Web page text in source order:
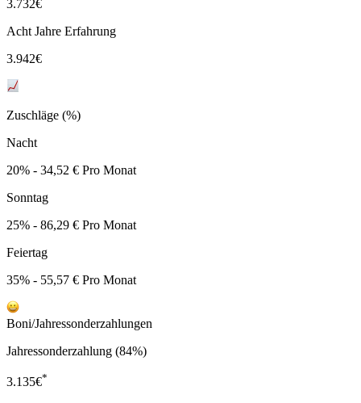
3.732€
Acht Jahre Erfahrung
3.942€
Zuschläge (%)
Nacht
20% - 34,52 € Pro Monat
Sonntag
25% - 86,29 € Pro Monat
Feiertag
35% - 55,57 € Pro Monat
Boni/Jahressonderzahlungen
Jahressonderzahlung (84%)
3.135€*